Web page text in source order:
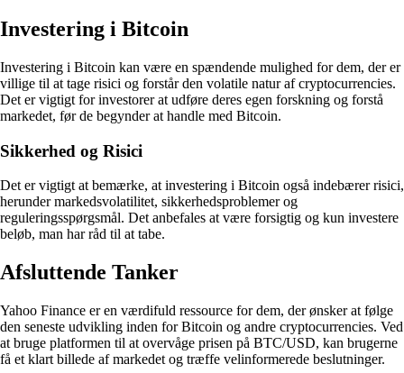
Investering i Bitcoin
Investering i Bitcoin kan være en spændende mulighed for dem, der er
villige til at tage risici og forstår den volatile natur af cryptocurrencies.
Det er vigtigt for investorer at udføre deres egen forskning og forstå
markedet, før de begynder at handle med Bitcoin.
Sikkerhed og Risici
Det er vigtigt at bemærke, at investering i Bitcoin også indebærer risici,
herunder markedsvolatilitet, sikkerhedsproblemer og
reguleringsspørgsmål. Det anbefales at være forsigtig og kun investere
beløb, man har råd til at tabe.
Afsluttende Tanker
Yahoo Finance er en værdifuld ressource for dem, der ønsker at følge
den seneste udvikling inden for Bitcoin og andre cryptocurrencies. Ved
at bruge platformen til at overvåge prisen på BTC/USD, kan brugerne
få et klart billede af markedet og træffe velinformerede beslutninger.